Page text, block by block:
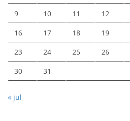
9 10 11 12
16 17 18 19
23 24 25 26
30 31
« jul